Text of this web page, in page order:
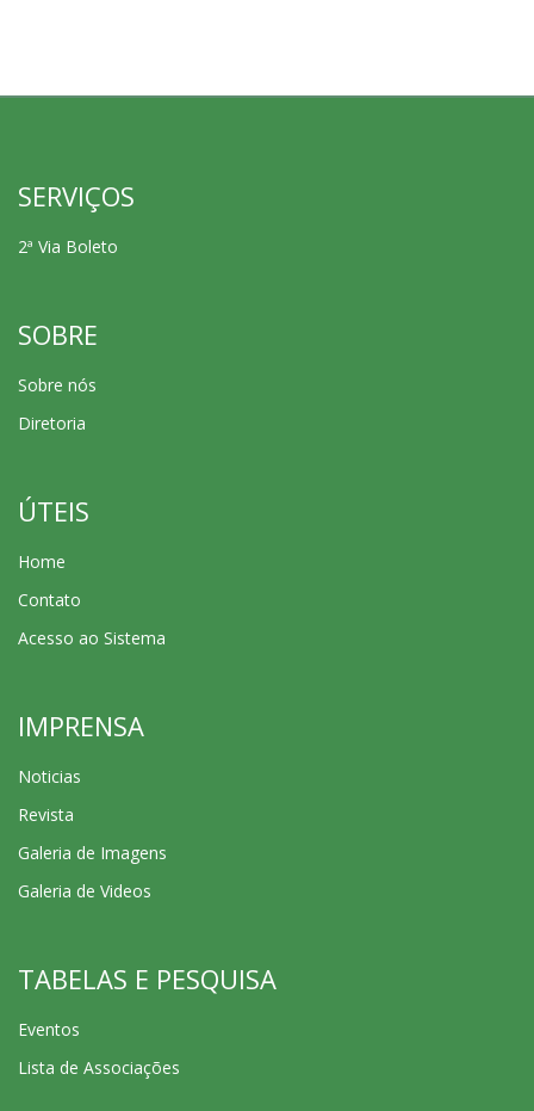
SERVIÇOS
2ª Via Boleto
SOBRE
Sobre nós
Diretoria
ÚTEIS
Home
Contato
Acesso ao Sistema
IMPRENSA
Noticias
Revista
Galeria de Imagens
Galeria de Videos
TABELAS E PESQUISA
Eventos
Lista de Associações